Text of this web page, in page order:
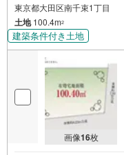
東京都大田区南千束1丁目
土地100.4m2
建築条件付き土地
画像16枚